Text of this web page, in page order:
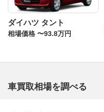
ダイハツ タント
相場価格 〜93.8万円
車買取相場を調べる